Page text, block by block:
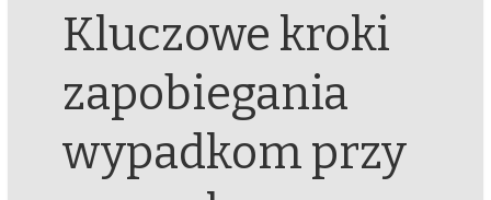
Kluczowe kroki
zapobiegania
wypadkom przy